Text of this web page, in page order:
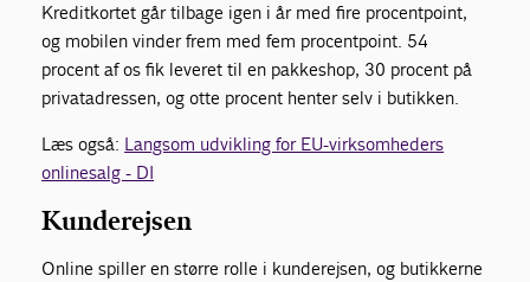
Kreditkortet går tilbage igen i år med fire procentpoint,
og mobilen vinder frem med fem procentpoint. 54
procent af os fik leveret til en pakkeshop, 30 procent på
privatadressen, og otte procent henter selv i butikken.
Læs også: Langsom udvikling for EU-virksomheders
onlinesalg - DI
Kunderejsen
Online spiller en større rolle i kunderejsen, og butikkerne